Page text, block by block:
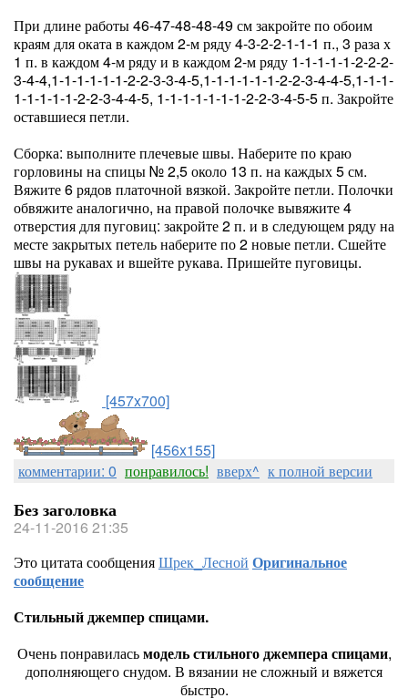
При длине работы 46-47-48-48-49 см закройте по обоим
краям для оката в каждом 2-м ряду 4-3-2-2-1-1-1 п., 3 раза х
1 п. в каждом 4-м ряду и в каждом 2-м ряду 1-1-1-1-1-2-2-2-
3-4-4,1-1-1-1-1-1-2-2-3-3-4-5,1-1-1-1-1-1-2-2-3-4-4-5,1-1-1-
1-1-1-1-1-2-2-3-4-4-5, 1-1-1-1-1-1-1-2-2-3-4-5-5 п. Закройте
оставшиеся петли.
Сборка: выполните плечевые швы. Наберите по краю
горловины на спицы № 2,5 около 13 п. на каждых 5 см.
Вяжите 6 рядов платочной вязкой. Закройте петли. Полочки
обвяжите аналогично, на правой полочке вывяжите 4
отверстия для пуговиц: закройте 2 п. и в следующем ряду на
месте закрытых петель наберите по 2 новые петли. Сшейте
швы на рукавах и вшейте рукава. Пришейте пуговицы.
[457x700]
[456x155]
комментарии: 0 понравилось! вверх^ к полной версии
Без заголовка
24-11-2016 21:35
Это цитата сообщенияШрек_Лесной Оригинальное
сообщение
Стильный джемпер спицами.
Очень понравиласьмодель стильного джемпера спицами,
дополняющего снудом. В вязании не сложный и вяжется
быстро.